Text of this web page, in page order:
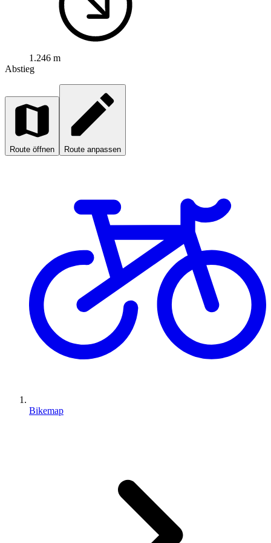
1.246 m
Abstieg
Route öffnen Route anpassen
Bikemap